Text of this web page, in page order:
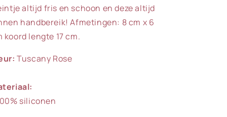
altijd fris en schoon en deze altijd
handbereik! Afmetingen: 8 cm x 6
koord lengte 17 cm.
Tuscany Rose
siliconen